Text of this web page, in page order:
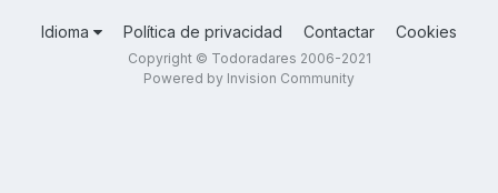
Idioma Política de privacidad Contactar Cookies
Copyright © Todoradares 2006-2021
Powered by Invision Community